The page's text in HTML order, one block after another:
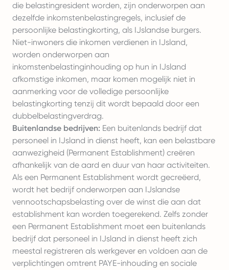
die belastingresident worden, zijn onderworpen aan
dezelfde inkomstenbelastingregels, inclusief de
persoonlijke belastingkorting, als IJslandse burgers.
Niet-inwoners die inkomen verdienen in IJsland,
worden onderworpen aan
inkomstenbelastinginhouding op hun in IJsland
afkomstige inkomen, maar komen mogelijk niet in
aanmerking voor de volledige persoonlijke
belastingkorting tenzij dit wordt bepaald door een
dubbelbelastingverdrag.
Buitenlandse bedrijven: Een buitenlands bedrijf dat
personeel in IJsland in dienst heeft, kan een belastbare
aanwezigheid (Permanent Establishment) creëren
afhankelijk van de aard en duur van haar activiteiten.
Als een Permanent Establishment wordt gecreëerd,
wordt het bedrijf onderworpen aan IJslandse
vennootschapsbelasting over de winst die aan dat
establishment kan worden toegerekend. Zelfs zonder
een Permanent Establishment moet een buitenlands
bedrijf dat personeel in IJsland in dienst heeft zich
meestal registreren als werkgever en voldoen aan de
verplichtingen omtrent PAYE-inhouding en sociale